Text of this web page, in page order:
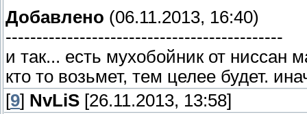
Добавлено (06.11.2013, 16:40)
---------------------------------------------
и так... есть мухобойник от
кто то возьмет, тем целее будет.
[9] NvLiS [26.11.2013, 13:58]